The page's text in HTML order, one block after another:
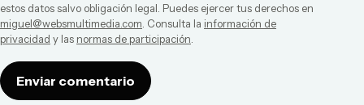
estos datos salvo obligación legal. Puedes ejercer tus derechos en
miguel@websmultimedia.com. Consulta la información de
privacidad y las normas de participación.
Enviar comentario